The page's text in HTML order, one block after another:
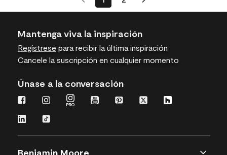
Mantenga viva la inspiración
Regístrese para recibir la última inspiración
Cancele la suscripción en cualquier momento
Únase a la conversación
Benjamin Moore